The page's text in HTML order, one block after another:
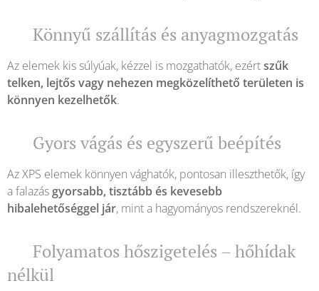
🚚 Könnyű szállítás és anyagmozgatás
Az elemek kis súlyúak, kézzel is mozgathatók, ezértszűk
telken, lejtős vagy nehezen megközelíthető területen is
könnyen kezelhetők.
✂️ Gyors vágás és egyszerű beépítés
Az XPS elemek könnyen vághatók, pontosan illeszthetők, így
a falazás gyorsabb, tisztább és kevesebb
hibalehetőséggel jár, mint a hagyományos rendszereknél.
❄️ Folyamatos hőszigetelés – hőhídak
nélkül